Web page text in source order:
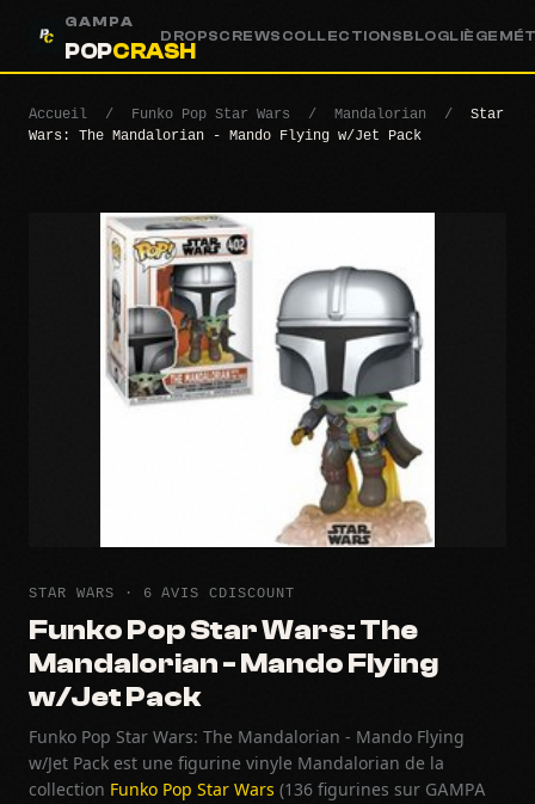
GAMPA
POPCRASH
DROPSCREWS COLLECTIONSBLOGLIÈGE
Accueil / Funko Pop Star Wars / Mandalorian /
Star
Wars: The Mandalorian - Mando Flying w/Jet Pack
STAR WARS · 6 AVIS CDISCOUNT
Funko Pop Star Wars: The
Mandalorian - Mando Flying
w/Jet Pack
Funko Pop Star Wars: The Mandalorian - Mando Flying
w/Jet Pack est une figurine vinyle Mandalorian de la
collection Funko Pop Star Wars (136 figurines sur GAMPA